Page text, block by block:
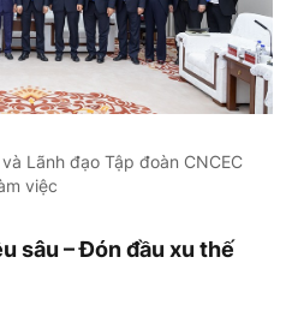
Lãnh đạo Tập đoàn CNCEC
việc
sâu – Đón đầu xu thế